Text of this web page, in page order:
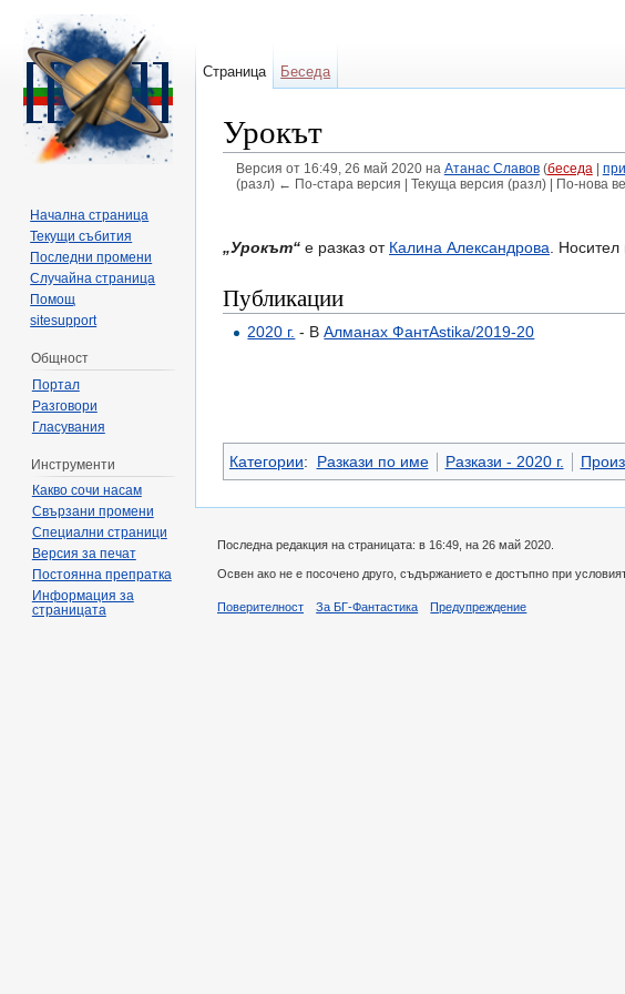
Урокът
Версия от 16:49, 26 май 2020 на Атанас Славов (беседа
(разл) ← По-стара версия | Текуща версия (разл) | По-нова
„Урокът“ е разказ от Калина Александрова .
Публикации
2020 г. - ВАлманах ФантАstika/2019-20
Категории: Разкази по име Разкази - 2020 г.
Страница Беседа
Начална страница
Текущи събития
Последни промени
Случайна страница
Помощ
sitesupport
Общност
Портал
Разговори
Гласувания
Инструменти
Какво сочи насам
Свързани промени
Специални страници
Версия за печат
Постоянна препратка
Информация за
страницата
Последна редакция на страницата: в 16:49, на 26 май 2020.
Освен ако не е посочено друго, съдържанието е достъпно при
Поверителност За БГ-Фантастика Предупреждение